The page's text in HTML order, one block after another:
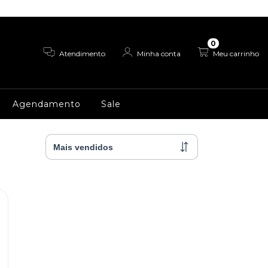
Atendimento Minha conta Meu carrinho
0
Agendamento Sale